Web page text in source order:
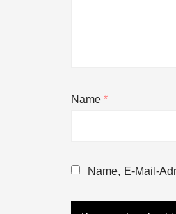
Name*
Name, E-Mail-